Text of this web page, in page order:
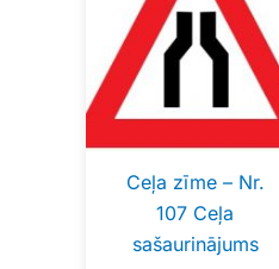
Ceļa zīme – Nr.
107 Ceļa
sašaurinājums